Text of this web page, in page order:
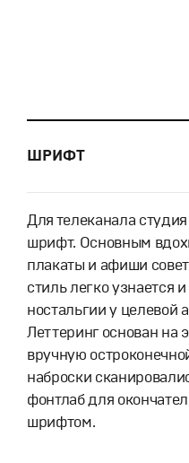
ШРИФТ
Для телеканала
шрифт. Основным
плакаты и афиши
стиль легко узнается
ностальгии у целевой
Леттеринг основан на
вручную
наброски
фонтлаб для
шрифтом.